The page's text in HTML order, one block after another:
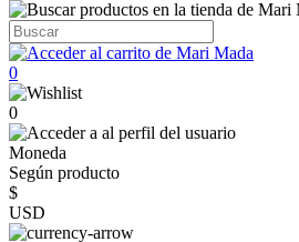
0
0
Moneda
Según producto
$
USD